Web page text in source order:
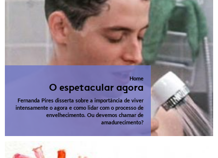
Home
O espetacular agora
Fernanda Pires disserta sobre a importância de viver
intensamente o agora e como lidar com o processo de
envelhecimento. Ou devemos chamar de
amadurecimento?